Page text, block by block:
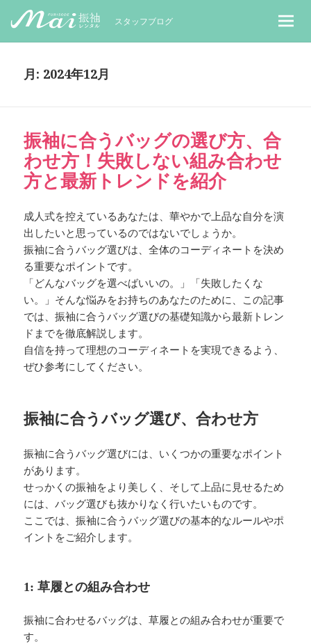
MaiレンタルBLOG｜Maiで成人式振袖
スタッフブログ
月: 2024年12月
振袖に合うバッグの選び方、合
わせ方！失敗しない組み合わせ
方と最新トレンドを紹介
成人式を控えているあなたは、華やかで上品な自分を演
出したいと思っているのではないでしょうか。
振袖に合うバッグ選びは、全体のコーディネートを決め
る重要なポイントです。
「どんなバッグを選べばいいの。」「失敗したくな
い。」そんな悩みをお持ちのあなたのために、この記事
では、振袖に合うバッグ選びの基礎知識から最新トレン
ドまでを徹底解説します。
自信を持って理想のコーディネートを実現できるよう、
ぜひ参考にしてください。
振袖に合うバッグ選び、合わせ方
振袖に合うバッグ選びには、いくつかの重要なポイント
があります。
せっかくの振袖をより美しく、そして上品に見せるため
には、バッグ選びも抜かりなく行いたいものです。
ここでは、振袖に合うバッグ選びの基本的なルールやポ
イントをご紹介します。
1: 草履との組み合わせ
振袖に合わせるバッグは、草履との組み合わせが重要で
す。